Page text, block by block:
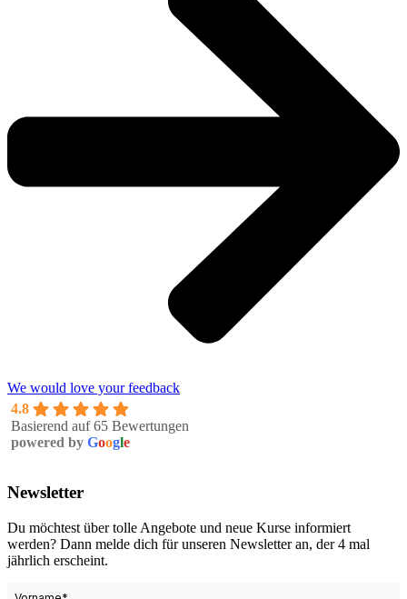
We would love your feedback
4.8
Basierend auf 65 Bewertungen
powered by Google
Newsletter
Du möchtest über tolle Angebote und neue Kurse informiert
werden? Dann melde dich für unseren Newsletter an, der 4 mal
jährlich erscheint.